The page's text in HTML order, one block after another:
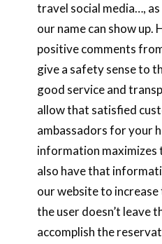
travel social media…,
our name can show
positive comments
give a safety sense to
good service and
allow that satisfied
ambassadors for your
information maximizes
also have that
our website to
the user doesn’t leave
accomplish the